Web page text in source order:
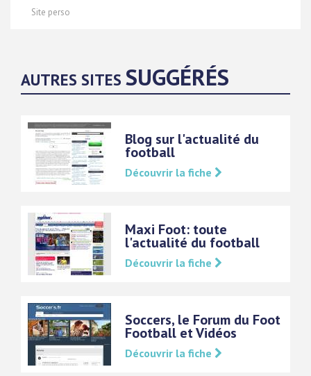
Site perso
AUTRES SITES SUGGÉRÉS
Blog sur l'actualité du
football
Découvrir la fiche
Maxi Foot: toute
l'actualité du football
Découvrir la fiche
Soccers, le Forum du Foot
Football et Vidéos
Découvrir la fiche